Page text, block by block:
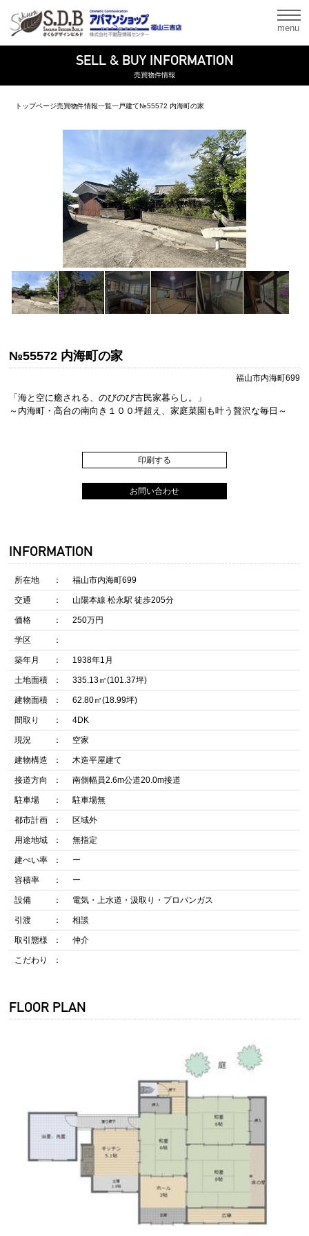
menu
SELL & BUY INFORMATION
売買物件情報
トップページ売買物件情報一覧一戸建て№55572 内海町の家
№55572 内海町の家
福山市内海町699
「海と空に癒される、のびのび古民家暮らし。」
～内海町・高台の南向き１００坪超え、家庭菜園も叶う贅沢な毎日～
印刷する
お問い合わせ
INFORMATION
所在地 福山市内海町699
交通 山陽本線 松永駅 徒歩205分
価格 250万円
学区
築年月 1938年1月
土地面積 335.13㎡(101.37坪)
建物面積 62.80㎡(18.99坪)
間取り 4DK
現況 空家
建物構造 木造平屋建て
接道方向 南側幅員2.6m公道20.0m接道
駐車場 駐車場無
都市計画 区域外
用途地域 無指定
建ぺい率 ー
容積率 ー
設備 電気・上水道・汲取り・プロパンガス
引渡 相談
取引態様 仲介
こだわり
FLOOR PLAN